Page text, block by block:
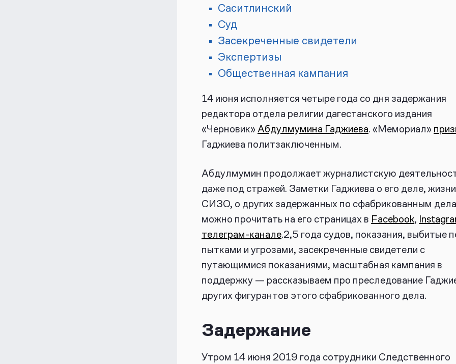
Саситлинский
Суд
Засекреченные свидетели
Экспертизы
Общественная кампания
14 июня исполняется четыре года со дня задержания
редактора отдела религии дагестанского издания
«Черновик» Абдулмумина Гаджиева. «Мемориал»
Гаджиева политзаключенным.
Абдулмумин продолжает журналистскую
даже под стражей. Заметки Гаджиева о его деле,
СИЗО, о других задержанных по сфабрикованным
можно прочитать на его страницах в Facebook,
телеграм-канале.2,5 года судов, показания, выбитые
пытками и угрозами, засекреченные свидетели с
путающимися показаниями, масштабная кампания в
поддержку — рассказываем про преследование
других фигурантов этого сфабрикованного дела.
Задержание
Утром 14 июня 2019 года сотрудники Следственного